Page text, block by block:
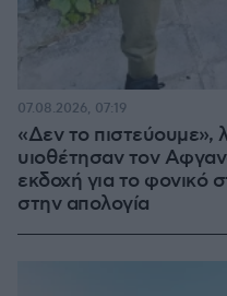
«Δεν το πιστεύουμε»,
υιοθέτησαν τον
εκδοχή για το φονικό
στην απολογία
07.08.2026, 07:19